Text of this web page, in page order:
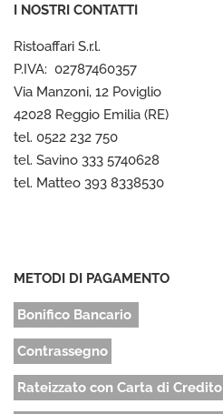
I NOSTRI CONTATTI
Ristoaffari S.r.l.
P.IVA: 02787460357
Via Manzoni, 12 Poviglio
42028 Reggio Emilia (RE)
tel. 0522 232 750
tel. Savino 333 5740628
tel. Matteo 393 8338530
METODI DI PAGAMENTO
Bonifico Bancario
Contrassegno
Rateizzato con Carta di Credito